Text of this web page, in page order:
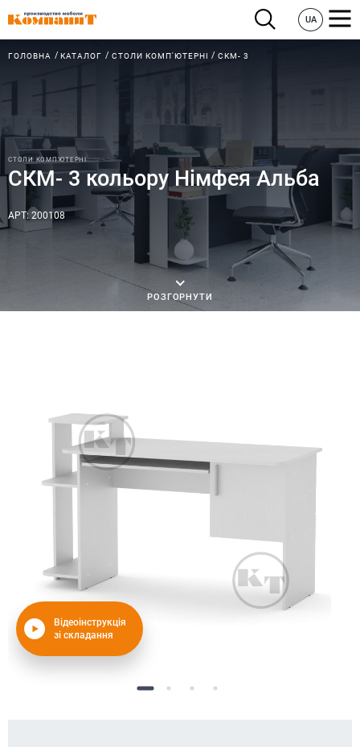
UA
ГОЛОВНА КАТАЛОГ СТОЛИ КОМП'ЮТЕРНІ СКМ- 3
СТОЛИ КОМП'ЮТЕРНІ
СКМ- 3 кольору Німфея Альба
АРТ: 200108
РОЗГОРНУТИ
Відеоінструкція
зі складання